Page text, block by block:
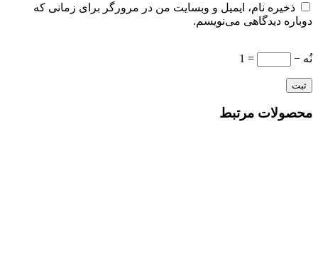
ذخیره نام، ایمیل و وبسایت من در مرورگر برای زمانی که
دوباره دیدگاهی می‌نویسم.
نُه − = 1
محصولات مرتبط